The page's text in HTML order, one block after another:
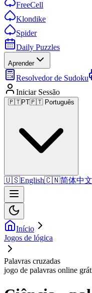
FreeCell
Klondike
Spider
Daily Puzzles
Aprender
Resolvedor de Sudoku
Iniciar Sessão
🇵🇹PT🇵🇹 Português
🇺🇸English🇨🇳简体中文
Início
Jogos de lógica
Palavras cruzadas
jogo de palavras online